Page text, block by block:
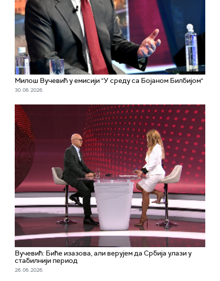
Милош Вучевић у емисији "У среду са Бојаном Билбијом"
30. 06. 2026.
Вучевић: Биће изазова, али верујем да Србија улази у
стабилнији период
26. 06. 2026.